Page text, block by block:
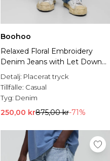
Boohoo
Relaxed Floral Embroidery
Denim Jeans with Let Down
Hem
Detalj: Placerat tryck
Tillfälle: Casual
Tyg: Denim
250,00 kr875,00 kr-71%